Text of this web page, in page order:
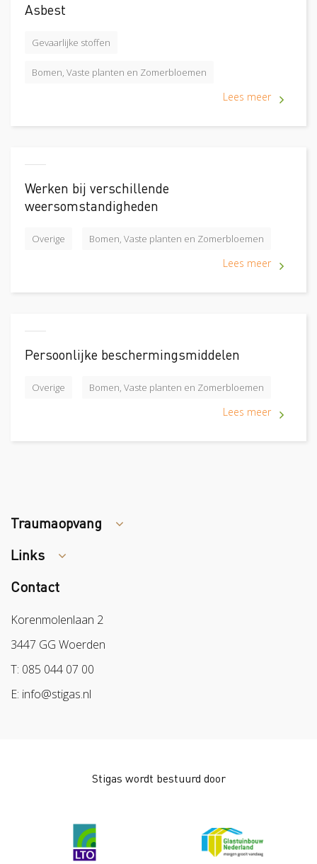
Asbest
Gevaarlijke stoffen
Bomen, Vaste planten en Zomerbloemen
Lees meer
Werken bij verschillende
weersomstandigheden
Overige Bomen, Vaste planten en Zomerbloemen
Lees meer
Persoonlijke beschermingsmiddelen
Overige Bomen, Vaste planten en Zomerbloemen
Lees meer
Traumaopvang
Tips arbocatalogus?
Links
Colland
Sazas
BPL
Arbeidsmarkt
Contact
Korenmolenlaan 2
3447 GG Woerden
T: 085 044 07 00
E: info@stigas.nl
Stigas wordt bestuurd door